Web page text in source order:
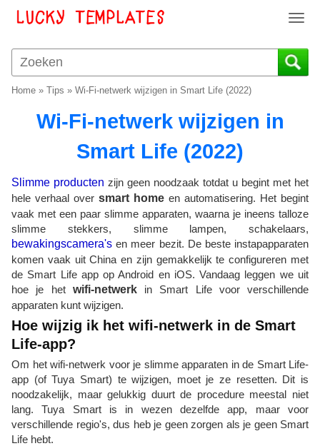
T
g
g
g
a
t
o
n
Home » Tips » Wi-Fi-netwerk wijzigen in Smart Life (2022)
Wi-Fi-netwerk wijzigen in
Smart Life (2022)
Slimme producten zijn geen noodzaak totdat u begint met het
hele verhaal over smart home en automatisering. Het begint
vaak met een paar slimme apparaten, waarna je ineens talloze
slimme stekkers, slimme lampen, schakelaars,
bewakingscamera's en meer bezit. De beste instapapparaten
komen vaak uit China en zijn gemakkelijk te configureren met
de Smart Life app op Android en iOS. Vandaag leggen we uit
hoe je het wifi-netwerkin Smart Life voor verschillende
apparaten kunt wijzigen.
Hoe wijzig ik het wifi-netwerk in de Smart
Life-app?
Om het wifi-netwerk voor je slimme apparaten in de Smart Life-
app (of Tuya Smart) te wijzigen, moet je ze resetten. Dit is
noodzakelijk, maar gelukkig duurt de procedure meestal niet
lang. Tuya Smart is in wezen dezelfde app, maar voor
verschillende regio's, dus heb je geen zorgen als je geen Smart
Life hebt.